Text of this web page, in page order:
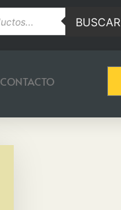
BUSCAR
CONTACTO